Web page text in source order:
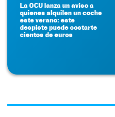
La OCU lanza un aviso a
quienes alquilen un coche
este verano: este
despiste puede costarte
cientos de euros